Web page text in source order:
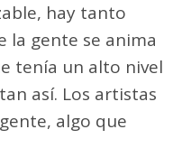
hay tanto
la gente se anima
tenía un alto nivel
así. Los artistas
algo que